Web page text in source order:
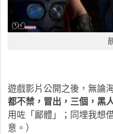
遊戲影片公開之後，無論
都不禁，冒出，三個，黑
用咗「鄺體」；同埋我想
意。）